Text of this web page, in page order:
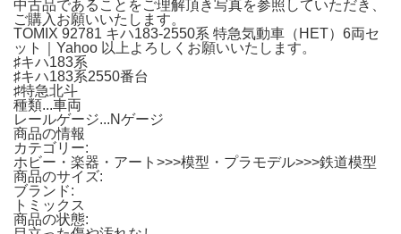
中古品であることをご理解頂き写真を参照していただき、
ご購入お願いいたします。
TOMIX 92781 キハ183-2550系 特急気動車（HET）6両セ
ット｜Yahoo 以上よろしくお願いいたします。
♯キハ183系
♯キハ183系2550番台
♯特急北斗
種類...車両
レールゲージ...Nゲージ
商品の情報
カテゴリー:
ホビー・楽器・アート>>>模型・プラモデル>>>鉄道模型
商品のサイズ:
ブランド:
トミックス
商品の状態: